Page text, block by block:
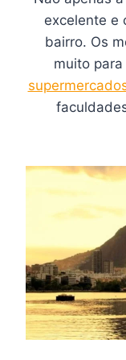
excelente e
bairro. Os
muito